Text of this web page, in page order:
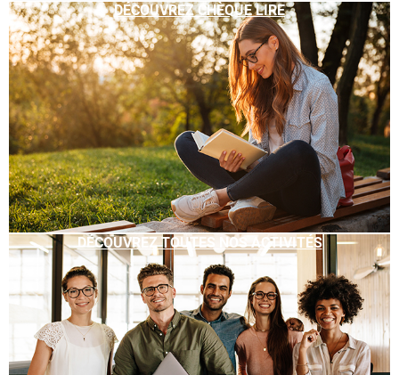
DÉCOUVREZ CHÈQUE LIRE
DÉCOUVREZ TOUTES NOS ACTIVITÉS